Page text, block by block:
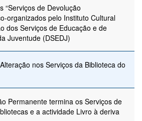
“Serviços de Devolução
organizados pelo Instituto Cultural
dos Serviços de Educação e de
Juventude (DSEDJ)
nos Serviços da Biblioteca do
Permanente termina os Serviços de
e a actividade Livro à deriva